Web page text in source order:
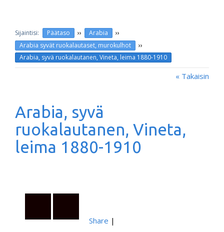
Päätaso ›› Arabia ››
Arabia syvät ruokalautaset, murokulhot ››
Arabia, syvä ruokalautanen, Vineta, leima 1880-1910
« Takaisin
Arabia, syvä
ruokalautanen, Vineta,
leima 1880-1910
Share |